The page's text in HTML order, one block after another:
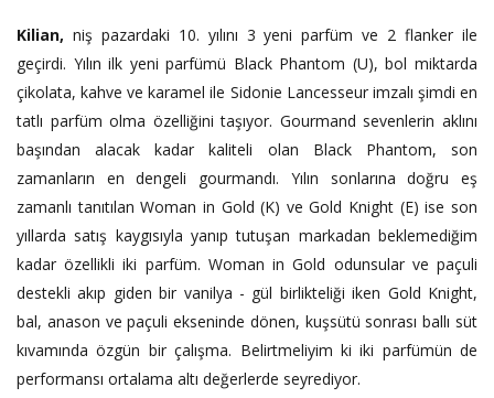
Kilian, niş pazardaki 10. yılını 3 yeni parfüm ve 2 flanker ile
geçirdi. Yılın ilk yeni parfümü Black Phantom (U), bol miktarda
çikolata, kahve ve karamel ile Sidonie Lancesseur imzalı şimdi en
tatlı parfüm olma özelliğini taşıyor. Gourmand sevenlerin aklını
başından alacak kadar kaliteli olan Black Phantom, son
zamanların en dengeli gourmandı. Yılın sonlarına doğru eş
zamanlı tanıtılan Woman in Gold (K) ve Gold Knight (E) ise son
yıllarda satış kaygısıyla yanıp tutuşan markadan beklemediğim
kadar özellikli iki parfüm. Woman in Gold odunsular ve paçuli
destekli akıp giden bir vanilya - gül birlikteliği iken Gold Knight,
bal, anason ve paçuli ekseninde dönen, kuşsütü sonrası ballı süt
kıvamında özgün bir çalışma. Belirtmeliyim ki iki parfümün de
performansı ortalama altı değerlerde seyrediyor.